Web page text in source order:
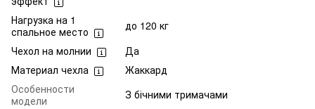
Нагрузка на 1
спальное место
до 120 кг
Чехол на молнии
Да
Материал чехла
Жаккард
Особенности
модели
З бічними тримачами